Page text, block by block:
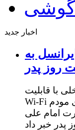
اخبار جدید
به
روز پدر
داخلی با قابلیت
Wi-Fi و ۳۳ درصدی برای مودم USB وایمکس خود به
امام علی